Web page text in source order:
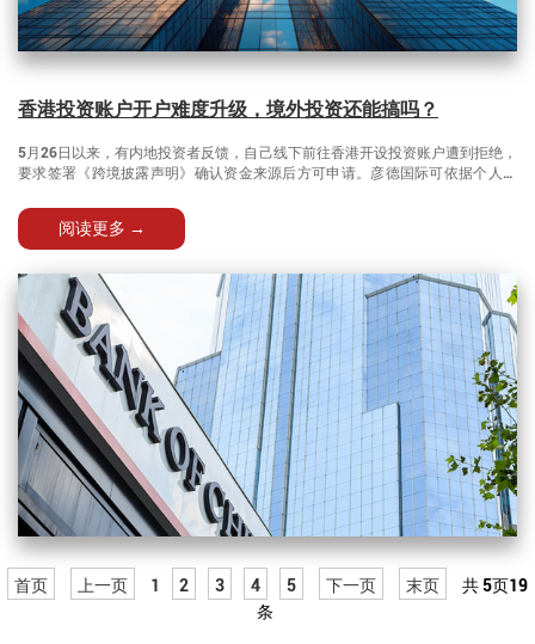
香港投资账户开户难度升级，境外投资还能搞吗？
5月26日以来，有内地投资者反馈，自己线下前往香港开设投资账户遭到拒绝，
要求签署《跨境披露声明》确认资金来源后方可申请。彦德国际可依据个人资
避后续监管风险。
阅读更多 →
首页 上一页 1 2 3 4 5 下一页 末页 共5页19
条